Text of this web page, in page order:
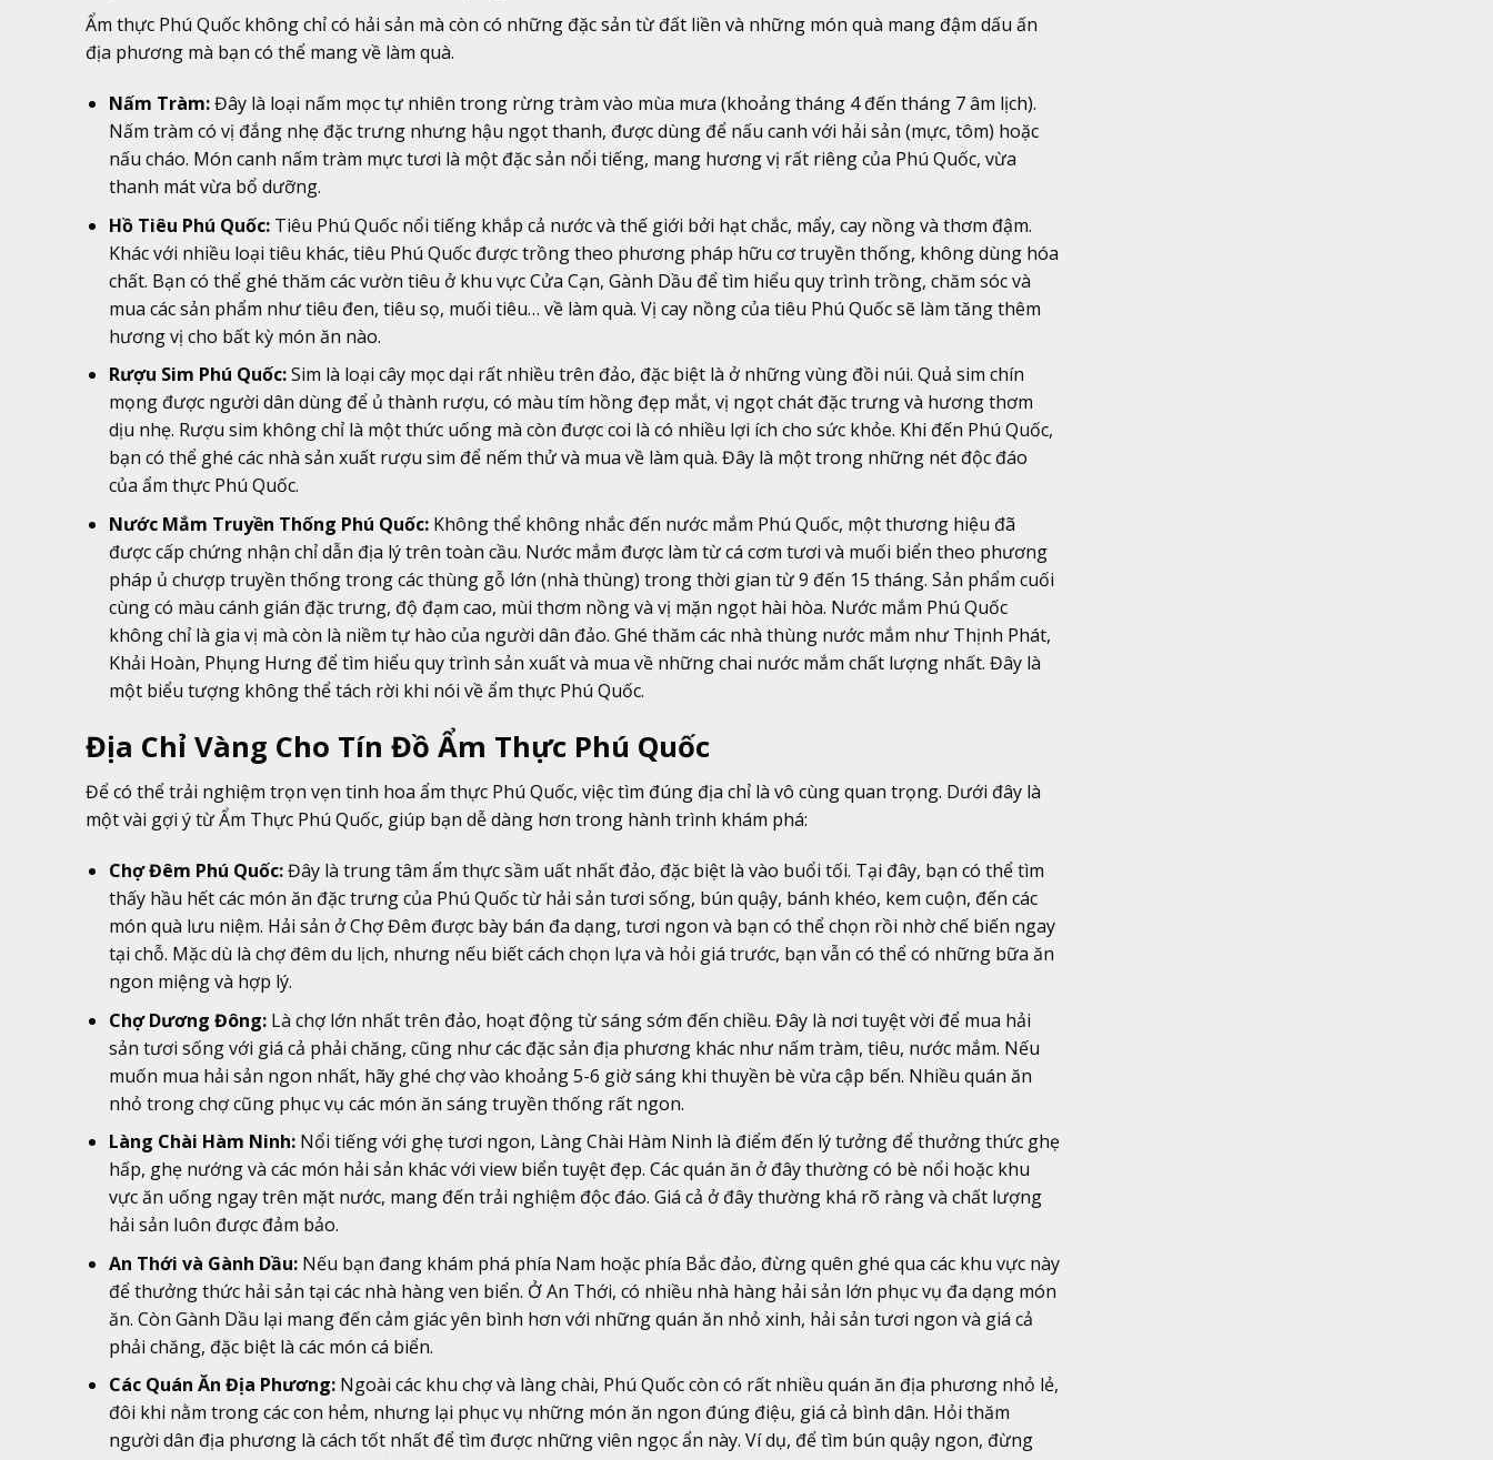
Ẩm thực Phú Quốc không chỉ có hải sản mà còn có những đặc sản từ đất liền và những món quà mang đậm dấu ấn
địa phương mà bạn có thể mang về làm quà.
Nấm Tràm:Đây là loại nấm mọc tự nhiên trong rừng tràm vào mùa mưa (khoảng tháng 4 đến tháng 7 âm lịch).
Nấm tràm có vị đắng nhẹ đặc trưng nhưng hậu ngọt thanh, được dùng để nấu canh với hải sản (mực, tôm) hoặc
nấu cháo. Món canh nấm tràm mực tươi là một đặc sản nổi tiếng, mang hương vị rất riêng của Phú Quốc, vừa
thanh mát vừa bổ dưỡng.
Hồ Tiêu Phú Quốc:Tiêu Phú Quốc nổi tiếng khắp cả nước và thế giới bởi hạt chắc, mẩy, cay nồng và thơm đậm.
Khác với nhiều loại tiêu khác, tiêu Phú Quốc được trồng theo phương pháp hữu cơ truyền thống, không dùng hóa
chất. Bạn có thể ghé thăm các vườn tiêu ở khu vực Cửa Cạn, Gành Dầu để tìm hiểu quy trình trồng, chăm sóc và
mua các sản phẩm như tiêu đen, tiêu sọ, muối tiêu… về làm quà. Vị cay nồng của tiêu Phú Quốc sẽ làm tăng thêm
hương vị cho bất kỳ món ăn nào.
Rượu Sim Phú Quốc:Sim là loại cây mọc dại rất nhiều trên đảo, đặc biệt là ở những vùng đồi núi. Quả sim chín
mọng được người dân dùng để ủ thành rượu, có màu tím hồng đẹp mắt, vị ngọt chát đặc trưng và hương thơm
dịu nhẹ. Rượu sim không chỉ là một thức uống mà còn được coi là có nhiều lợi ích cho sức khỏe. Khi đến Phú Quốc,
bạn có thể ghé các nhà sản xuất rượu sim để nếm thử và mua về làm quà. Đây là một trong những nét độc đáo
của ẩm thực Phú Quốc.
Nước Mắm Truyền Thống Phú Quốc:Không thể không nhắc đến nước mắm Phú Quốc, một thương hiệu đã
được cấp chứng nhận chỉ dẫn địa lý trên toàn cầu. Nước mắm được làm từ cá cơm tươi và muối biển theo phương
pháp ủ chượp truyền thống trong các thùng gỗ lớn (nhà thùng) trong thời gian từ 9 đến 15 tháng. Sản phẩm cuối
cùng có màu cánh gián đặc trưng, độ đạm cao, mùi thơm nồng và vị mặn ngọt hài hòa. Nước mắm Phú Quốc
không chỉ là gia vị mà còn là niềm tự hào của người dân đảo. Ghé thăm các nhà thùng nước mắm như Thịnh Phát,
Khải Hoàn, Phụng Hưng để tìm hiểu quy trình sản xuất và mua về những chai nước mắm chất lượng nhất. Đây là
một biểu tượng không thể tách rời khi nói về ẩm thực Phú Quốc.
Địa Chỉ Vàng Cho Tín Đồ Ẩm Thực Phú Quốc
Để có thể trải nghiệm trọn vẹn tinh hoa ẩm thực Phú Quốc, việc tìm đúng địa chỉ là vô cùng quan trọng. Dưới đây là
một vài gợi ý từ Ẩm Thực Phú Quốc, giúp bạn dễ dàng hơn trong hành trình khám phá:
Chợ Đêm Phú Quốc:Đây là trung tâm ẩm thực sầm uất nhất đảo, đặc biệt là vào buổi tối. Tại đây, bạn có thể tìm
thấy hầu hết các món ăn đặc trưng của Phú Quốc từ hải sản tươi sống, bún quậy, bánh khéo, kem cuộn, đến các
món quà lưu niệm. Hải sản ở Chợ Đêm được bày bán đa dạng, tươi ngon và bạn có thể chọn rồi nhờ chế biến ngay
tại chỗ. Mặc dù là chợ đêm du lịch, nhưng nếu biết cách chọn lựa và hỏi giá trước, bạn vẫn có thể có những bữa ăn
ngon miệng và hợp lý.
Chợ Dương Đông:Là chợ lớn nhất trên đảo, hoạt động từ sáng sớm đến chiều. Đây là nơi tuyệt vời để mua hải
sản tươi sống với giá cả phải chăng, cũng như các đặc sản địa phương khác như nấm tràm, tiêu, nước mắm. Nếu
muốn mua hải sản ngon nhất, hãy ghé chợ vào khoảng 5-6 giờ sáng khi thuyền bè vừa cập bến. Nhiều quán ăn
nhỏ trong chợ cũng phục vụ các món ăn sáng truyền thống rất ngon.
Làng Chài Hàm Ninh:Nổi tiếng với ghẹ tươi ngon, Làng Chài Hàm Ninh là điểm đến lý tưởng để thưởng thức ghẹ
hấp, ghẹ nướng và các món hải sản khác với view biển tuyệt đẹp. Các quán ăn ở đây thường có bè nổi hoặc khu
vực ăn uống ngay trên mặt nước, mang đến trải nghiệm độc đáo. Giá cả ở đây thường khá rõ ràng và chất lượng
hải sản luôn được đảm bảo.
An Thới và Gành Dầu:Nếu bạn đang khám phá phía Nam hoặc phía Bắc đảo, đừng quên ghé qua các khu vực này
để thưởng thức hải sản tại các nhà hàng ven biển. Ở An Thới, có nhiều nhà hàng hải sản lớn phục vụ đa dạng món
ăn. Còn Gành Dầu lại mang đến cảm giác yên bình hơn với những quán ăn nhỏ xinh, hải sản tươi ngon và giá cả
phải chăng, đặc biệt là các món cá biển.
Các Quán Ăn Địa Phương:Ngoài các khu chợ và làng chài, Phú Quốc còn có rất nhiều quán ăn địa phương nhỏ lẻ,
đôi khi nằm trong các con hẻm, nhưng lại phục vụ những món ăn ngon đúng điệu, giá cả bình dân. Hỏi thăm
người dân địa phương là cách tốt nhất để tìm được những viên ngọc ẩn này. Ví dụ, để tìm bún quậy ngon, đừng